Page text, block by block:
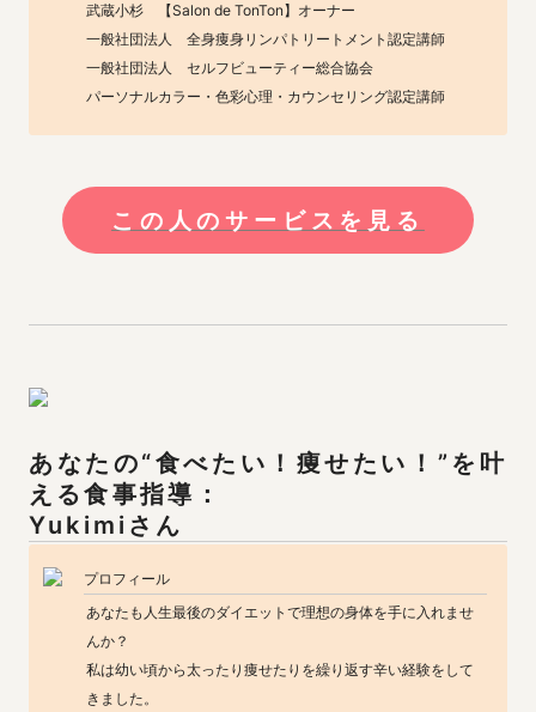
武蔵小杉　【Salon de TonTon】オーナー
一般社団法人　全身痩身リンパトリートメント認定講師
一般社団法人　セルフビューティー総合協会
パーソナルカラー・色彩心理・カウンセリング認定講師
この人のサービスを見る
あなたの“食べたい！痩せたい！”を叶
Yukimiさん
プロフィール
あなたも人生最後のダイエットで理想の身体を手に入れませ
んか？
私は幼い頃から太ったり痩せたりを繰り返す辛い経験をして
きました。